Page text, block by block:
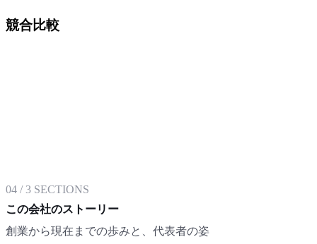
競合比較
04 /3 SECTIONS
この会社のストーリー
創業から現在までの歩みと、代表者の姿